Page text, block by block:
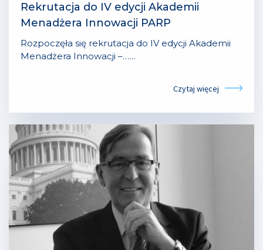
Rekrutacja do IV edycji Akademii
Menadżera Innowacji PARP
Rozpoczęła się rekrutacja do IV edycji Akademii
Menadżera Innowacji –……
Czytaj więcej